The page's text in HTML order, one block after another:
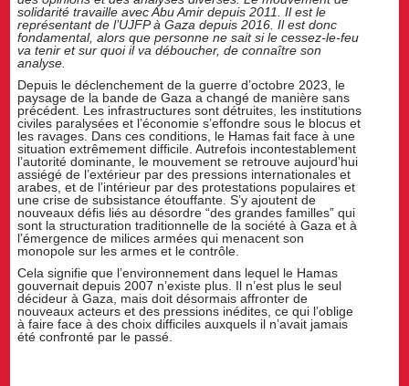
solidarité travaille avec Abu Amir depuis 2011. Il est le
représentant de l’UJFP à Gaza depuis 2016. Il est donc
fondamental, alors que personne ne sait si le cessez-le-feu
va tenir et sur quoi il va déboucher, de connaître son
analyse.
Depuis le déclenchement de la guerre d’octobre 2023, le
paysage de la bande de Gaza a changé de manière sans
précédent. Les infrastructures sont détruites, les institutions
civiles paralysées et l’économie s’effondre sous le blocus et
les ravages. Dans ces conditions, le Hamas fait face à une
situation extrêmement difficile. Autrefois incontestablement
l’autorité dominante, le mouvement se retrouve aujourd’hui
assiégé de l’extérieur par des pressions internationales et
arabes, et de l’intérieur par des protestations populaires et
une crise de subsistance étouffante. S’y ajoutent de
nouveaux défis liés au désordre “des grandes familles” qui
sont la structuration traditionnelle de la société à Gaza et à
l’émergence de milices armées qui menacent son
monopole sur les armes et le contrôle.
Cela signifie que l’environnement dans lequel le Hamas
gouvernait depuis 2007 n’existe plus. Il n’est plus le seul
décideur à Gaza, mais doit désormais affronter de
nouveaux acteurs et des pressions inédites, ce qui l’oblige
à faire face à des choix difficiles auxquels il n’avait jamais
été confronté par le passé.